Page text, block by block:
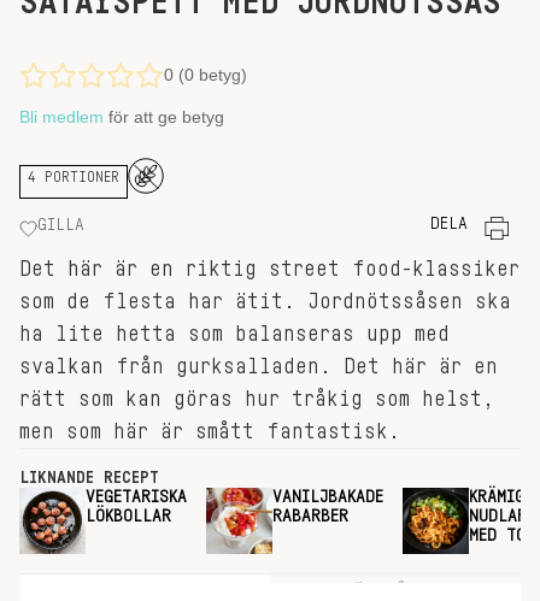
0 (0 betyg)
Bli medlem för att ge betyg
4 PORTIONER
GILLA DELA
Det här är en riktig street food-klassiker
som de flesta har ätit. Jordnötssåsen ska
ha lite hetta som balanseras upp med
svalkan från gurksalladen. Det här är en
rätt som kan göras hur tråkig som helst,
men som här är smått fantastisk.
LIKNANDE RECEPT
VEGETARISKA
LÖKBOLLAR
VANILJBAKADE
RABARBER
MED